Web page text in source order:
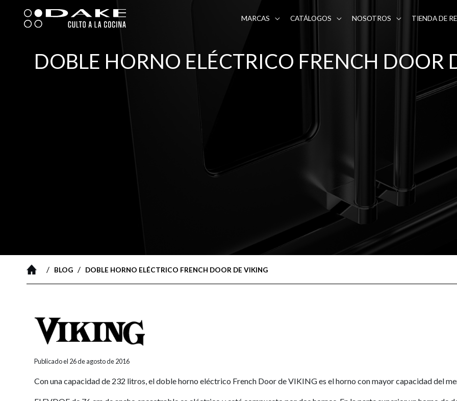
contenido
MARCAS CATÁLOGOS NOSOTROS TIENDA DE
DOBLE HORNO ELÉCTRICO FRENCH DOOR
/ BLOG / DOBLE HORNO ELÉCTRICO FRENCH DOOR DE VIKING
Publicado el 26 de agosto de 2016
Con una capacidad de 232 litros, el doble horno eléctrico French Door de VIKING es el horno con mayor capacidad del